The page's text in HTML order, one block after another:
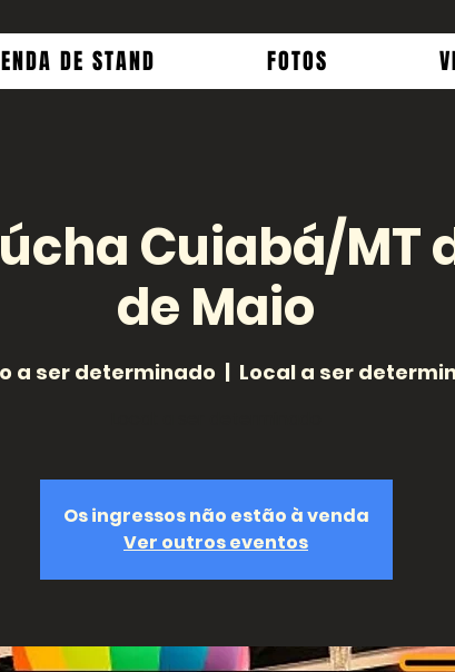
DE STAND FOTOS
Cuiabá/MT
de Maio
a ser determinado
  |
Local a ser
Os ingressos não estão à venda
Ver outros eventos